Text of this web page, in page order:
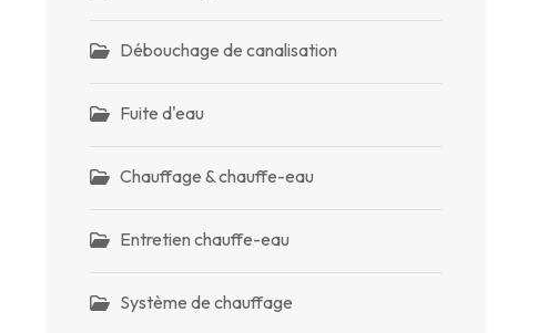
Débouchage de canalisation
Fuite d'eau
Chauffage & chauffe-eau
Entretien chauffe-eau
Système de chauffage